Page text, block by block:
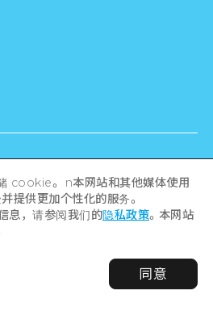
cookie。 n本网站和其他媒体使用
提供更加个性化的服务。
息，请参阅我们的隐私政策。本网站
同意